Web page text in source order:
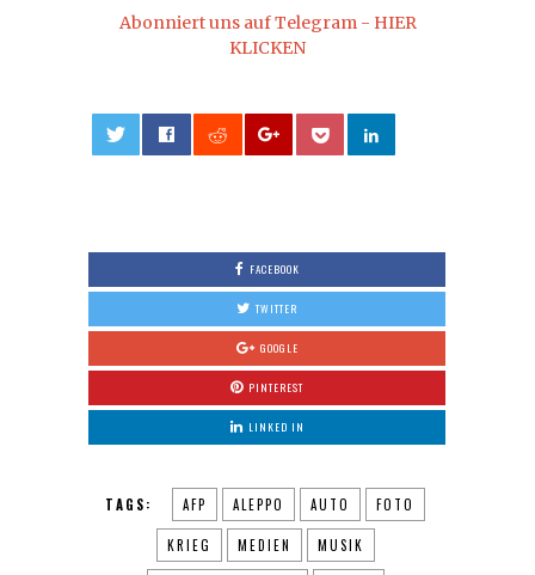
Abonniert uns auf Telegram - HIER
KLICKEN
FACEBOOK
TWITTER
GOOGLE
PINTEREST
LINKED IN
TAGS: AFP ALEPPO AUTO FOTO
KRIEG MEDIEN MUSIK